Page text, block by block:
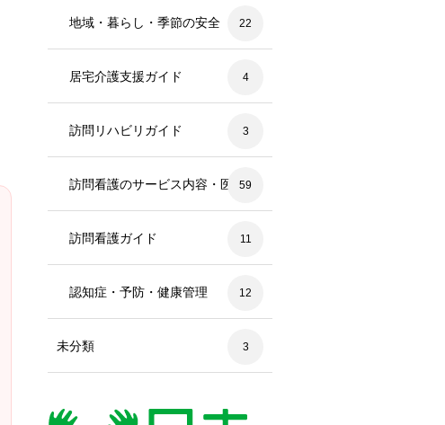
地域・暮らし・季節の安全 22
居宅介護支援ガイド 4
訪問リハビリガイド 3
訪問看護のサービス内容・医療処
置
59
訪問看護ガイド 11
認知症・予防・健康管理 12
未分類 3